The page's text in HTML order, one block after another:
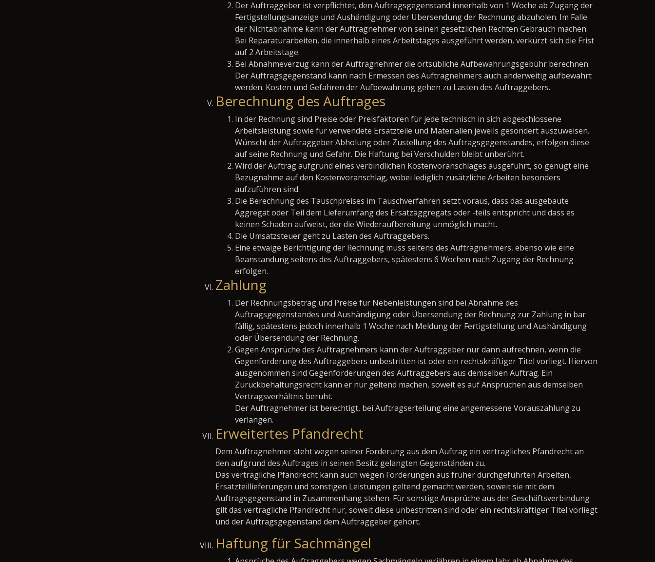
Der Auftraggeber ist verpflichtet, den Auftragsgegenstand innerhalb von 1 Woche ab Zugang der
Fertigstellungsanzeige und Aushändigung oder Übersendung der Rechnung abzuholen. Im Falle
der Nichtabnahme kann der Auftragnehmer von seinen gesetzlichen Rechten Gebrauch machen.
Bei Reparaturarbeiten, die innerhalb eines Arbeitstages ausgeführt werden, verkürzt sich die Frist
auf 2 Arbeitstage.
Bei Abnahmeverzug kann der Auftragnehmer die ortsübliche Aufbewahrungsgebühr berechnen.
Der Auftragsgegenstand kann nach Ermessen des Auftragnehmers auch anderweitig aufbewahrt
werden. Kosten und Gefahren der Aufbewahrung gehen zu Lasten des Auftraggebers.
Berechnung des Auftrages
In der Rechnung sind Preise oder Preisfaktoren für jede technisch in sich abgeschlossene
Arbeitsleistung sowie für verwendete Ersatzteile und Materialien jeweils gesondert auszuweisen.
Wünscht der Auftraggeber Abholung oder Zustellung des Auftragsgegenstandes, erfolgen diese
auf seine Rechnung und Gefahr. Die Haftung bei Verschulden bleibt unberührt.
Wird der Auftrag aufgrund eines verbindlichen Kostenvoranschlages ausgeführt, so genügt eine
Bezugnahme auf den Kostenvoranschlag, wobei lediglich zusätzliche Arbeiten besonders
aufzuführen sind.
Die Berechnung des Tauschpreises im Tauschverfahren setzt voraus, dass das ausgebaute
Aggregat oder Teil dem Lieferumfang des Ersatzaggregats oder -teils entspricht und dass es
keinen Schaden aufweist, der die Wiederaufbereitung unmöglich macht.
Die Umsatzsteuer geht zu Lasten des Auftraggebers.
Eine etwaige Berichtigung der Rechnung muss seitens des Auftragnehmers, ebenso wie eine
Beanstandung seitens des Auftraggebers, spätestens 6 Wochen nach Zugang der Rechnung
erfolgen.
Zahlung
Der Rechnungsbetrag und Preise für Nebenleistungen sind bei Abnahme des
Auftragsgegenstandes und Aushändigung oder Übersendung der Rechnung zur Zahlung in bar
fällig, spätestens jedoch innerhalb 1 Woche nach Meldung der Fertigstellung und Aushändigung
oder Übersendung der Rechnung.
Gegen Ansprüche des Auftragnehmers kann der Auftraggeber nur dann aufrechnen, wenn die
Gegenforderung des Auftraggebers unbestritten ist oder ein rechtskräftiger Titel vorliegt. Hiervon
ausgenommen sind Gegenforderungen des Auftraggebers aus demselben Auftrag. Ein
Zurückbehaltungsrecht kann er nur geltend machen, soweit es auf Ansprüchen aus demselben
Vertragsverhältnis beruht.
Der Auftragnehmer ist berechtigt, bei Auftragserteilung eine angemessene Vorauszahlung zu
verlangen.
Erweitertes Pfandrecht
Dem Auftragnehmer steht wegen seiner Forderung aus dem Auftrag ein vertragliches Pfandrecht an
den aufgrund des Auftrages in seinen Besitz gelangten Gegenständen zu.
Das vertragliche Pfandrecht kann auch wegen Forderungen aus früher durchgeführten Arbeiten,
Ersatzteillieferungen und sonstigen Leistungen geltend gemacht werden, soweit sie mit dem
Auftragsgegenstand in Zusammenhang stehen. Für sonstige Ansprüche aus der Geschäftsverbindung
gilt das vertragliche Pfandrecht nur, soweit diese unbestritten sind oder ein rechtskräftiger Titel vorliegt
und der Auftragsgegenstand dem Auftraggeber gehört.
Haftung für Sachmängel